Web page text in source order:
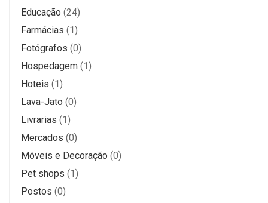
Educação (24)
Farmácias (1)
Fotógrafos (0)
Hospedagem (1)
Hoteis (1)
Lava-Jato (0)
Livrarias (1)
Mercados (0)
Móveis e Decoração (0)
Pet shops (1)
Postos (0)